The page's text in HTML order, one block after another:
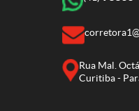
Rua Mal.
Curitiba -